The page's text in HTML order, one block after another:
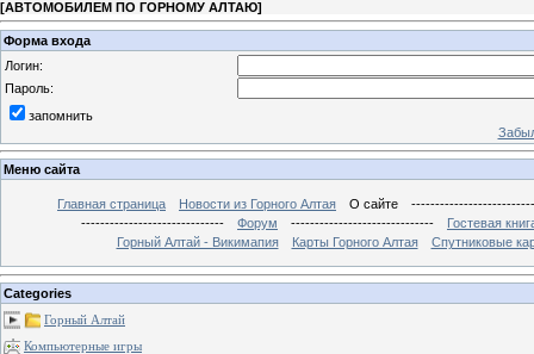
[АВТОМОБИЛЕМ ПО ГОРНОМУ АЛТАЮ]
Форма входа
Логин:
Пароль:
запомнить
Меню сайта
Главная страница Новости из Горного Алтая О сайте
------------------------------
Форум ------------------------------
Гостевая
Горный Алтай - Викимапия
Карты Горного Алтая Спутниковые
Categories
Горный Алтай
Компьютерные игры